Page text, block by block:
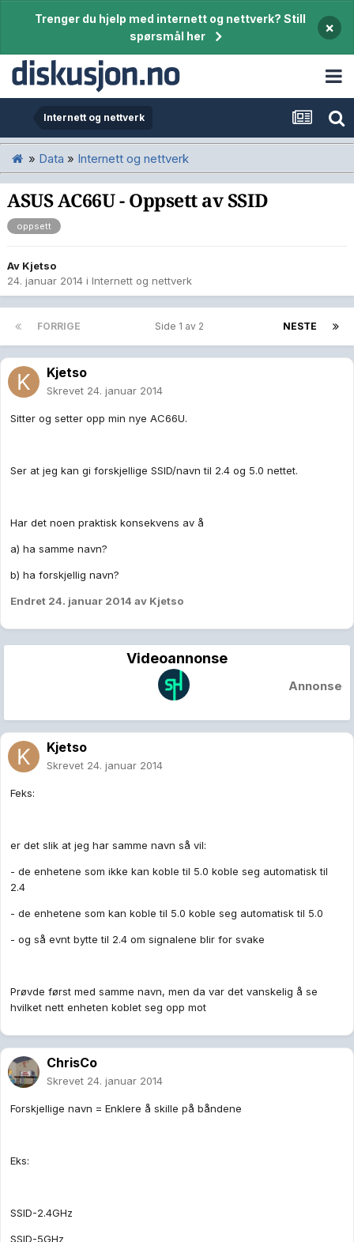
Trenger du hjelp med internett og nettverk? Still
spørsmål her
×
Internett og nettverk
» Data » Internett og nettverk
ASUS AC66U - Oppsett av SSID
oppsett
Av Kjetso
24. januar 2014 i Internett og nettverk
FORRIGE NESTE
Side 1 av 2
Kjetso
Skrevet 24. januar 2014
Sitter og setter opp min nye AC66U.
Ser at jeg kan gi forskjellige SSID/navn til 2.4 og 5.0 nettet.
Har det noen praktisk konsekvens av å
a) ha samme navn?
b) ha forskjellig navn?
Endret 24. januar 2014 av Kjetso
Videoannonse
Annonse
Kjetso
Skrevet 24. januar 2014
Feks:
er det slik at jeg har samme navn så vil:
- de enhetene som ikke kan koble til 5.0 koble seg automatisk til
2.4
- de enhetene som kan koble til 5.0 koble seg automatisk til 5.0
- og så evnt bytte til 2.4 om signalene blir for svake
Prøvde først med samme navn, men da var det vanskelig å se
hvilket nett enheten koblet seg opp mot
ChrisCo
Skrevet 24. januar 2014
Forskjellige navn = Enklere å skille på båndene
Eks:
SSID-2.4GHz
SSID-5GHz